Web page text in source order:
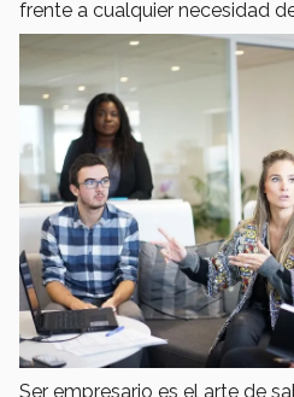
frente a cualquier necesidad
Ser empresario es el arte de